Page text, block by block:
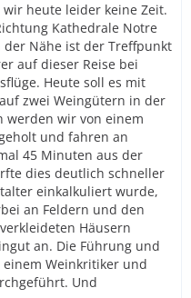
heute leider keine Zeit.
Kathedrale Notre
Nähe ist der Treffpunkt
auf dieser Reise bei
Heute soll es mit
zwei Weingütern in der
werden wir von einem
und fahren an
45 Minuten aus der
dies deutlich schneller
einkalkuliert wurde,
an Feldern und den
Häusern
an. Die Führung und
Weinkritiker und
Und